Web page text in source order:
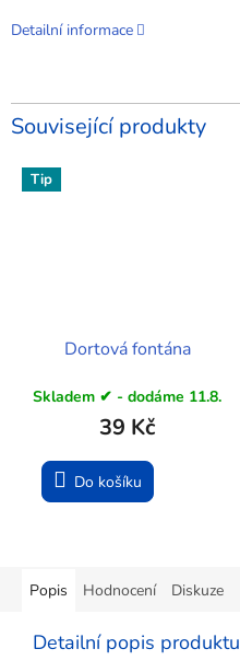
Detailní informace
Související produkty
Tip
Dortová fontána
Skladem ✔ - dodáme 11.8.
39 Kč
Do košíku
Popis Hodnocení Diskuze
Detailní popis produktu